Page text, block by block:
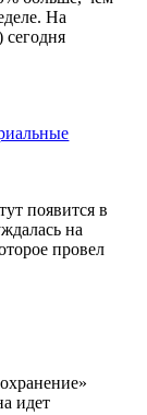
На
появится в
на
провел
идет